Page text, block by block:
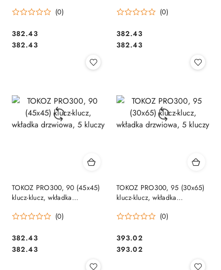
(0)
Cena:
382.43
Cena:
382.43
(0)
Cena:
382.43
Cena:
382.43
TOKOZ PRO300, 90 (45x45)
klucz-klucz, wkładka
(0)
Cena:
382.43
Cena:
382.43
TOKOZ PRO300, 95 (30x65)
klucz-klucz, wkładka
(0)
Cena:
393.02
Cena:
393.02